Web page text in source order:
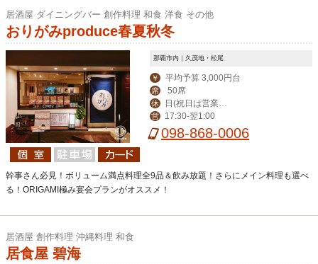
居酒屋 ダイニングバー 創作料理 和食 洋食 その他
おりがみproduce春夏秋冬
那覇市内｜久茂地・松尾
￥ 平均予算 3,000円台
席 50席
休
月曜振替休)
営 17:30-翌1:00
098-868-0006
幹事さん必見！ボリューム満点料理全9品＆飲み放題！さらにメイン料理も選べ
る！ORIGAMI極み宴会プランがオススメ！
居酒屋 創作料理 沖縄料理 和食
居食屋 碧海